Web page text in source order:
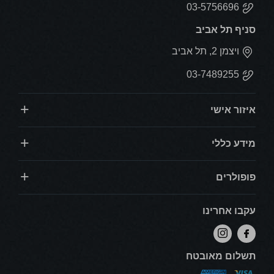
03-5756696
סניף תל אביב
ויצמן 2, תל אביב
03-7489255
איזור אישי
מידע כללי
פופולרים
עקבו אחרינו
תשלום מאובטח